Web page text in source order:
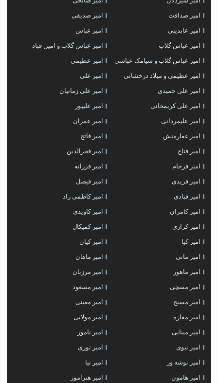
امیر صداقت امیر صدیقی
امیر عابدینی امیر عباس
امیر عباس گلاب امیر عباس گلاب و امین قباد
امیر عباس گلاب و سیامک عباسی امیر عظیمی
امیر عظیمی و میلاد درخشانی امیر علی
امیر علی حمیدی امیر علی زمانیان
امیر علی کریمخانی امیر علیپور
امیر علیمردانی امیر عمران
امیر غفارمنش امیر فاتح
امیر فتاح امیر فخرالدین
امیر فرجام امیر فرزانه
امیر فریدی امیر فیصل
امیر قبادی امیر کاظمی راد
امیر کامران امیر کاویدی
امیر کراری امیر کمیکال
امیر کیا امیر کیان
امیر مانی امیر ماهان
امیر ماهور امیر مرزبان
امیر مسچی امیر مسعود
امیر مسیح امیر معینی
امیر مقاره امیر مولایی
امیر مینایی امیر نامور
امیر نبوی امیر نوری
امیر نوشه ور امیر نیا
امیر هامون امیر هنرآموز